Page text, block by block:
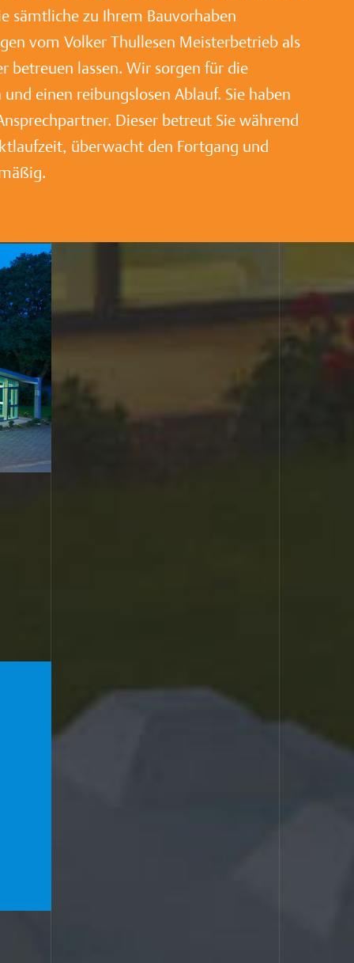
sämtliche zu Ihrem Bauvorhaben
vom Volker Thullesen Meisterbetrieb als
betreuen lassen. Wir sorgen für die
einen reibungslosen Ablauf. Sie haben
Dieser betreut Sie während
überwacht den Fortgang und